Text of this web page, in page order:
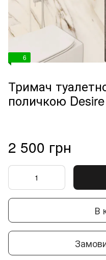
6
Тримач
поличкою
2 500 грн
В